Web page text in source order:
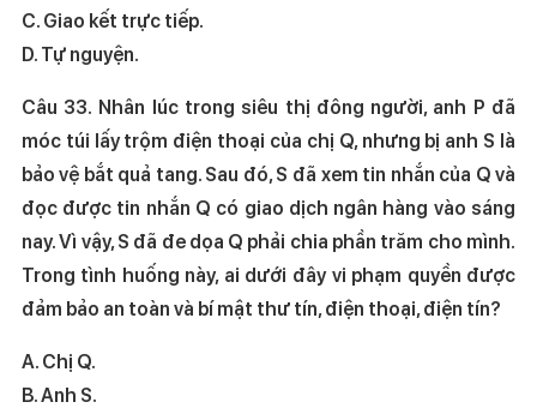
C. Giao kết trực tiếp.
D. Tự nguyện.
Câu 33. Nhân lúc trong siêu thị đông người, anh P đã
móc túi lấy trộm điện thoại của chị Q, nhưng bị anh S là
bảo vệ bắt quả tang. Sau đó, S đã xem tin nhắn của Q và
đọc được tin nhắn Q có giao dịch ngân hàng vào sáng
nay. Vì vậy, S đã đe dọa Q phải chia phần trăm cho mình.
Trong tình huống này, ai dưới đây vi phạm quyền được
đảm bảo an toàn và bí mật thư tín, điện thoại, điện tín?
A. Chị Q.
B. Anh S.